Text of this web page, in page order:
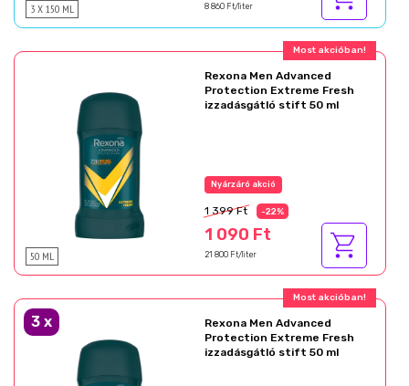
3 X 150 ML 8 860 Ft/liter
Most akcióban!
50 ML
Rexona Men Advanced
Protection Extreme Fresh
izzadásgátló stift 50 ml
Nyárzáró akció
1 399 Ft -22%
1 090 Ft
21 800 Ft/liter
Most akcióban!
3 x
Rexona Men Advanced
Protection Extreme Fresh
izzadásgátló stift 50 ml